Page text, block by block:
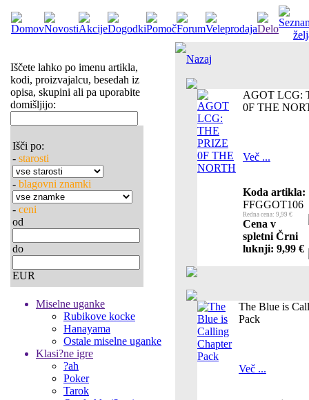
Iščete lahko po imenu artikla,
kodi, proizvajalcu, besedah iz
opisa, skupini ali pa uporabite
domišljijo:
Išči po:
- starosti
- blagovni znamki
- ceni
od
do
EUR
Miselne uganke
Rubikove kocke
Hanayama
Ostale miselne uganke
Klasi?ne igre
?ah
Poker
Tarok
Nazaj
AGOT LCG:
0F THE
Več ...
Koda artikla:
FFGGOT106
Redna cena: 9,99 €
Cena v
spletni Črni
luknji: 9,99 €
The Blue is
Pack
Več ...